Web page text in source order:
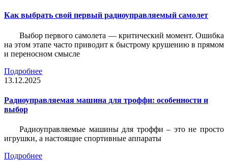
Как выбрать свой первый радиоуправляемый самолет
Выбор первого самолета — критический момент. Ошибка
на этом этапе часто приводит к быстрому крушению в прямом
и переносном смысле
Подробнее
13.12.2025
Радиоуправляемая машина для троффи: особенности и
выбор
Радиоуправляемые машины для троффи – это не просто
игрушки, а настоящие спортивные аппараты
Подробнее